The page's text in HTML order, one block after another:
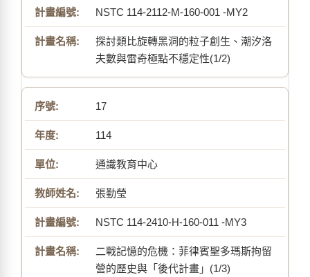
NSTC 114-2112-M-160-001 -MY2
探討類比旋轉黑洞的粒子創生、潮汐洛
夫數與雷奇極點不穩定性(1/2)
17
114
通識教育中心
張勤瑩
NSTC 114-2410-H-160-011 -MY3
二戰記憶的危機：菲律賓聖多瑪斯拘留
營的歷史與「後代計畫」(1/3)